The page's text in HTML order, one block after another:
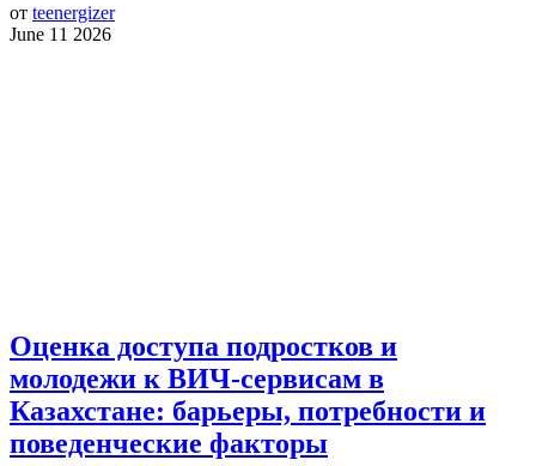
от teenergizer
June 11 2026
Оценка доступа подростков и
молодежи к ВИЧ-сервисам в
Казахстане: барьеры, потребности и
поведенческие факторы